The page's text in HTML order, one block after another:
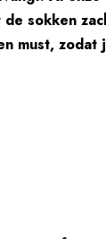
sokken
must,